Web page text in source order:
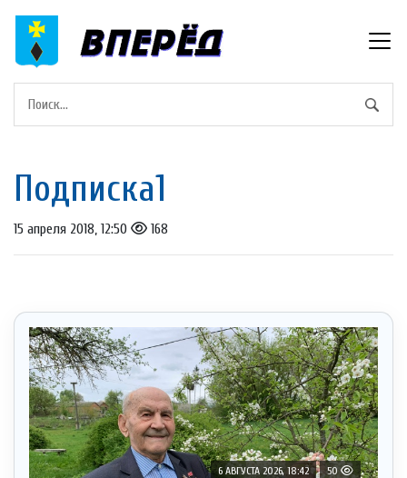
Подписка1
15 апреля 2018, 12:50 168
6 АВГУСТА 2026, 18:42 50